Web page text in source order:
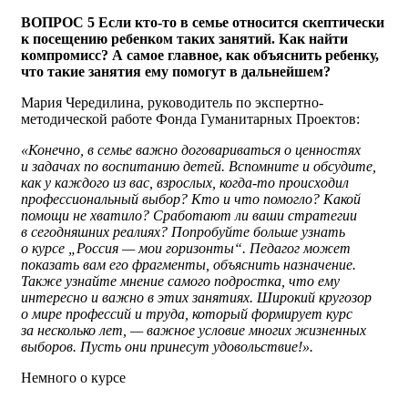
ВОПРОС 5 Если кто-то в семье относится скептически
к посещению ребенком таких занятий. Как найти
компромисс? А самое главное, как объяснить ребенку,
что такие занятия ему помогут в дальнейшем?
Мария Чередилина, руководитель по экспертно-
методической работе Фонда Гуманитарных Проектов:
«Конечно, в семье важно договариваться о ценностях
и задачах по воспитанию детей. Вспомните и обсудите,
как у каждого из вас, взрослых, когда-то происходил
профессиональный выбор? Кто и что помогло? Какой
помощи не хватило? Сработают ли ваши стратегии
в сегодняшних реалиях? Попробуйте больше узнать
о курсе „Россия — мои горизонты“. Педагог может
показать вам его фрагменты, объяснить назначение.
Также узнайте мнение самого подростка, что ему
интересно и важно в этих занятиях. Широкий кругозор
о мире профессий и труда, который формирует курс
за несколько лет, — важное условие многих жизненных
выборов. Пусть они принесут удовольствие!».
Немного о курсе